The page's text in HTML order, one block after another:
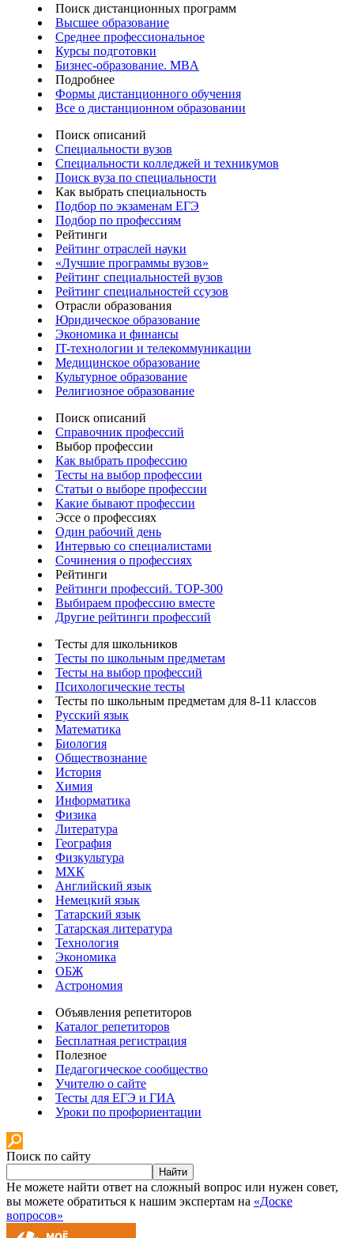
Поиск дистанционных программ
Высшее образование
Среднее профессиональное
Курсы подготовки
Бизнес-образование. MBA
Подробнее
Формы дистанционного обучения
Все о дистанционном образовании
Поиск описаний
Специальности вузов
Специальности колледжей и техникумов
Поиск вуза по специальности
Как выбрать специальность
Подбор по экзаменам ЕГЭ
Подбор по профессиям
Рейтинги
Рейтинг отраслей науки
«Лучшие программы вузов»
Рейтинг специальностей вузов
Рейтинг специальностей ссузов
Отрасли образования
Юридическое образование
Экономика и финансы
IT-технологии и телекоммуникации
Медицинское образование
Культурное образование
Религиозное образование
Поиск описаний
Справочник профессий
Выбор профессии
Как выбрать профессию
Тесты на выбор профессии
Статьи о выборе профессии
Какие бывают профессии
Эссе о профессиях
Один рабочий день
Интервью со специалистами
Сочинения о профессиях
Рейтинги
Рейтинги профессий. TOP-300
Выбираем профессию вместе
Другие рейтинги профессий
Тесты для школьников
Тесты по школьным предметам
Тесты на выбор профессий
Психологические тесты
Тесты по школьным предметам для 8-11 классов
Русский язык
Математика
Биология
Обществознание
История
Химия
Информатика
Физика
Литература
География
Физкультура
МХК
Английский язык
Немецкий язык
Татарский язык
Татарская литература
Технология
Экономика
ОБЖ
Астрономия
Объявления репетиторов
Каталог репетиторов
Бесплатная регистрация
Полезное
Педагогическое сообщество
Учителю о сайте
Тесты для ЕГЭ и ГИА
Уроки по профориентации
Поиск по сайту
Найти
Не можете найти ответ на сложный вопрос или нужен совет,
вы можете обратиться к нашим экспертам на «Доске
вопросов»